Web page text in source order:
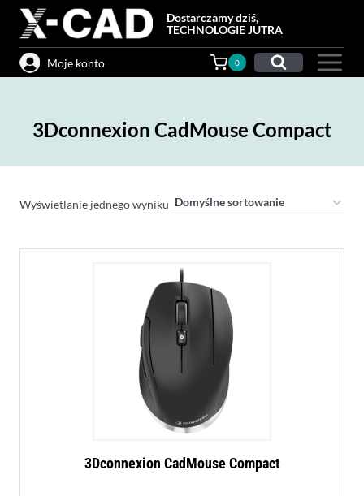
Przejdź
treści
Dostarczamy dziś,
TECHNOLOGIE JUTRA
Moje konto 0
3Dconnexion CadMouse Compact
Wyświetlanie jednego wyniku
3Dconnexion CadMouse Compact